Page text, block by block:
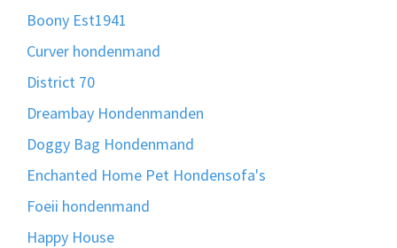
Boony Est1941
Curver hondenmand
District 70
Dreambay Hondenmanden
Doggy Bag Hondenmand
Enchanted Home Pet Hondensofa's
Foeii hondenmand
Happy House